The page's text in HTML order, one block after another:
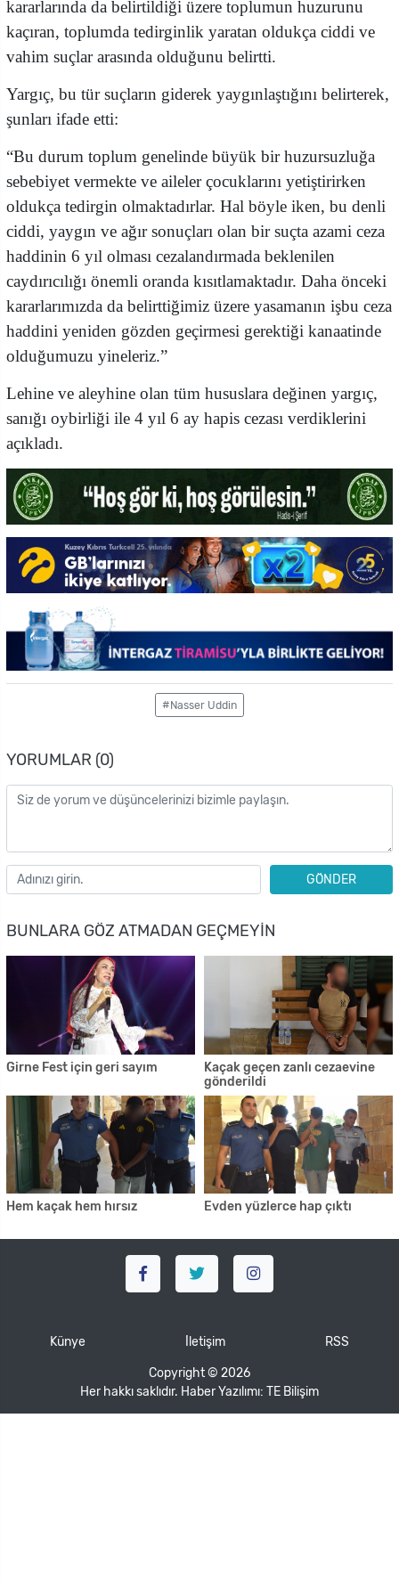
kararlarında da belirtildiği üzere toplumun huzurunu
kaçıran, toplumda tedirginlik yaratan oldukça ciddi ve
vahim suçlar arasında olduğunu belirtti.
Yargıç, bu tür suçların giderek yaygınlaştığını belirterek,
şunları ifade etti:
“Bu durum toplum genelinde büyük bir huzursuzluğa
sebebiyet vermekte ve aileler çocuklarını yetiştirirken
oldukça tedirgin olmaktadırlar. Hal böyle iken, bu denli
ciddi, yaygın ve ağır sonuçları olan bir suçta azami ceza
haddinin 6 yıl olması cezalandırmada beklenilen
caydırıcılığı önemli oranda kısıtlamaktadır. Daha önceki
kararlarımızda da belirttiğimiz üzere yasamanın işbu ceza
haddini yeniden gözden geçirmesi gerektiği kanaatinde
olduğumuzu yineleriz.”
Lehine ve aleyhine olan tüm hususlara değinen yargıç,
sanığı oybirliği ile 4 yıl 6 ay hapis cezası verdiklerini
açıkladı.
#Nasser Uddin
YORUMLAR (0)
GÖNDER
BUNLARA GÖZ ATMADAN GEÇMEYIN
Girne Fest için geri sayım
Kaçak geçen zanlı cezaevine
gönderildi
Hem kaçak hem hırsız Evden yüzlerce hap çıktı
Künye İletişim RSS
Copyright © 2026
Her hakkı saklıdır. Haber Yazılımı: TE Bilişim